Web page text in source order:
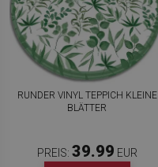
RUNDER VINYL TEPPICH KLEINE
BLÄTTER
PREIS: 39.99 EUR